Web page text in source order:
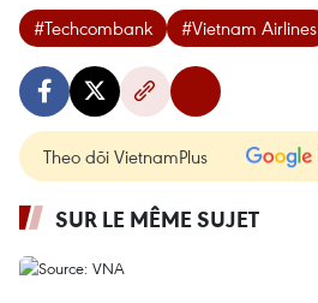
#Techcombank #Vietnam Airlines
Theo dõi VietnamPlus
SUR LE MÊME SUJET